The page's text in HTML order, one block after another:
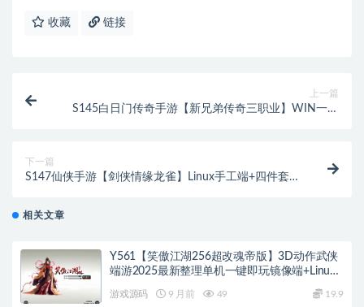
收藏 链接
上一篇
S145白日门传奇手游【新兄弟传奇三职业】WIN一键
下一篇
S147仙侠手游【剑侠情缘龙雀】Linux手工端+四件套
相关文章
Y561【笑傲江湖256超改魂帝版】3D动作武侠
端游2025最新整理单机一键即玩镜像端+Linux
手工服务端+网页注册+GM工具+GM命令+PC客
户端+教程
游戏源码 9 月前 49 19.9